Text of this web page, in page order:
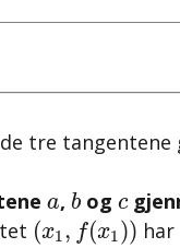
tre tangentene
a
a, b
bogc
c
(x1, f(x1))
( x1 f(x1 ))